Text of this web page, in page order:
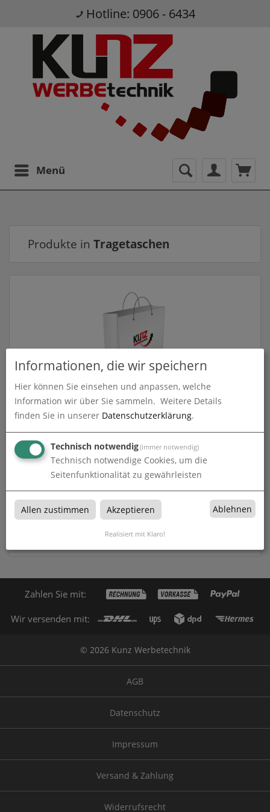
Hotline: 0906 - 6434
Menü
Produkte in Tragetaschen
Papiertragetaschen
zum Artikel
Tragetaschen
Ries, Augsburg, Dillingen
Zahlen Sie mit:
Wir versenden mit:
© 2026 Kunz Werbetechnik
AGB
Datenschutz
Impressum
Versand & Zahlung
Widerrufsrecht
Informationen, die wir speichern
Hier können Sie einsehen und anpassen, welche
Information wir über Sie sammeln. Weitere Details
finden Sie in unserer Datenschutzerklärung.
Technisch notwendig(immer notwendig)
Technisch notwendige Cookies, um die
Seitenfunktionalität zu gewährleisten
Allen zustimmen Akzeptieren Ablehnen
Realisiert mit Klaro!